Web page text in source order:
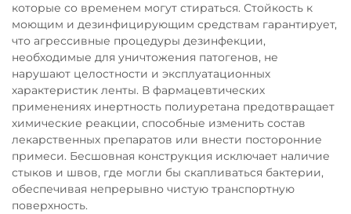
которые со временем могут стираться. Стойкость к
моющим и дезинфицирующим средствам гарантирует,
что агрессивные процедуры дезинфекции,
необходимые для уничтожения патогенов, не
нарушают целостности и эксплуатационных
характеристик ленты. В фармацевтических
применениях инертность полиуретана предотвращает
химические реакции, способные изменить состав
лекарственных препаратов или внести посторонние
примеси. Бесшовная конструкция исключает наличие
стыков и швов, где могли бы скапливаться бактерии,
обеспечивая непрерывно чистую транспортную
поверхность.